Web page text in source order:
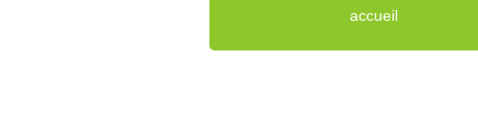
accueil